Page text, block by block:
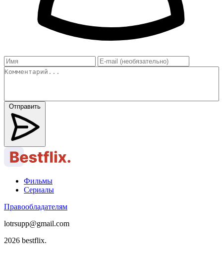
Отправить
Фильмы
Сериалы
Правообладателям
lotrsupp@gmail.com
2026 bestflix.